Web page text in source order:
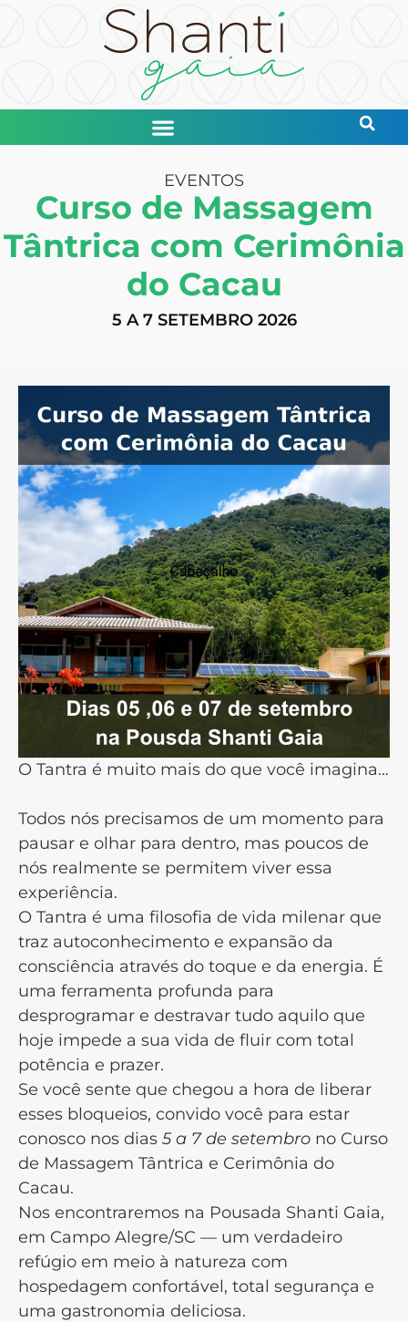
EVENTOS
Curso de Massagem
Tântrica com Cerimônia
do Cacau
5 A 7 SETEMBRO 2026
O Tantra é muito mais do que você imagina…
Todos nós precisamos de um momento para
pausar e olhar para dentro, mas poucos de
nós realmente se permitem viver essa
experiência.
O Tantra é uma filosofia de vida milenar que
traz autoconhecimento e expansão da
consciência através do toque e da energia. É
uma ferramenta profunda para
desprogramar e destravar tudo aquilo que
hoje impede a sua vida de fluir com total
potência e prazer.
Se você sente que chegou a hora de liberar
esses bloqueios, convido você para estar
conosco nos dias 5 a 7 de setembro no Curso
de Massagem Tântrica e Cerimônia do
Cacau.
Nos encontraremos na Pousada Shanti Gaia,
em Campo Alegre/SC — um verdadeiro
refúgio em meio à natureza com
hospedagem confortável, total segurança e
uma gastronomia deliciosa.